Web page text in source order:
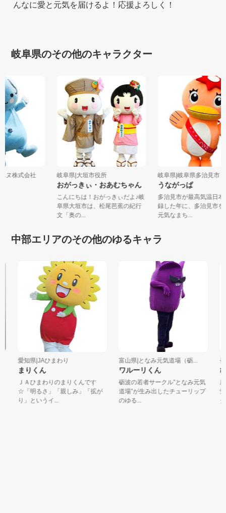
んなに愛と元気を届けるよ！応援よろしく！
岐阜県のその他のキャラクター
エヌ株式会社 岐阜県|大垣市役所
おがっきぃ・おあむちゃん
こんにちは！おがっきぃだよ♪岐
阜県大垣市は、松尾芭蕉の紀行
文「奥の...
岐阜県|岐阜県多治見市
うながっぱ
多治見市が最高気温日
録した年に、多治見市
元気なまち...
中部エリアのその他のゆるキャラ
愛知県|JAひまわり
まりくん
ＪＡひまわりのまりくんです
☆「明るさ」「親しみ」「拡が
り」というイ...
富山県|となみ元気道場（砺...
ワルーリくん
砺波の若者サークル”となみ元気
道場”が生み出したチューリップ
のゆる...
長
辰
蛍
ダ